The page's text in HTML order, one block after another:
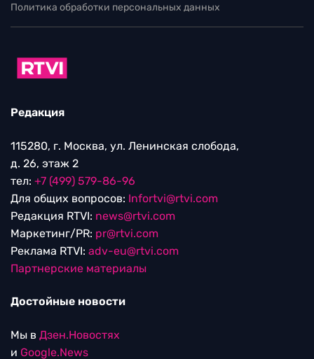
Политика обработки персональных данных
Редакция
115280, г. Москва, ул. Ленинская слобода,
д. 26, этаж 2
тел: +7 (499) 579-86-96
Для общих вопросов: Infortvi@rtvi.com
Редакция RTVI: news@rtvi.com
Маркетинг/PR: pr@rtvi.com
Реклама RTVI: adv-eu@rtvi.com
Партнерские материалы
Достойные новости
Мы в Дзен.Новостях
и Google.News